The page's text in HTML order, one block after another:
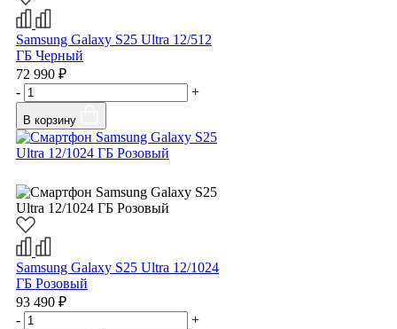
Samsung Galaxy S25 Ultra 12/512
ГБ Черный
72 990 ₽
-
+
В корзину
Samsung Galaxy S25 Ultra 12/1024
ГБ Розовый
93 490 ₽
-
+